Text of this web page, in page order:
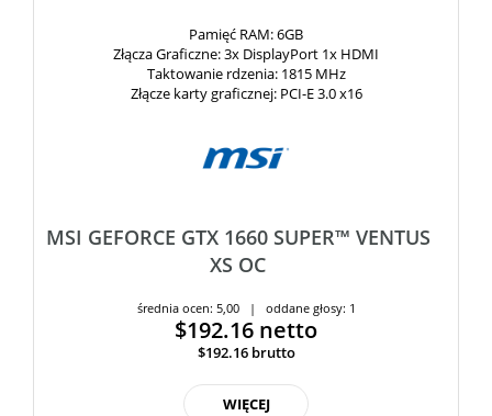
Pamięć RAM: 6GB
Złącza Graficzne: 3x DisplayPort 1x HDMI
Taktowanie rdzenia: 1815 MHz
Złącze karty graficznej: PCI-E 3.0 x16
MSI GEFORCE GTX 1660 SUPER™ VENTUS
XS OC
średnia ocen: 5,00 | oddane głosy: 1
$192.16 netto
$192.16 brutto
WIĘCEJ